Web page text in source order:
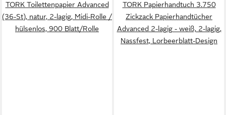
TORK Toilettenpapier Advanced
(36-St), natur, 2-lagig, Midi-Rolle /
hülsenlos, 900 Blatt/Rolle
TORK Papierhandtuch 3.750
Zickzack Papierhandtücher
Advanced 2-lagig - weiß, 2-lagig,
Nassfest, Lorbeerblatt-Design